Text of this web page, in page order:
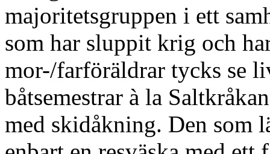
majoritetsgruppen i ett
som har sluppit krig och
mor-/farföräldrar tycks se
båtsemestrar à la
med skidåkning. Den som